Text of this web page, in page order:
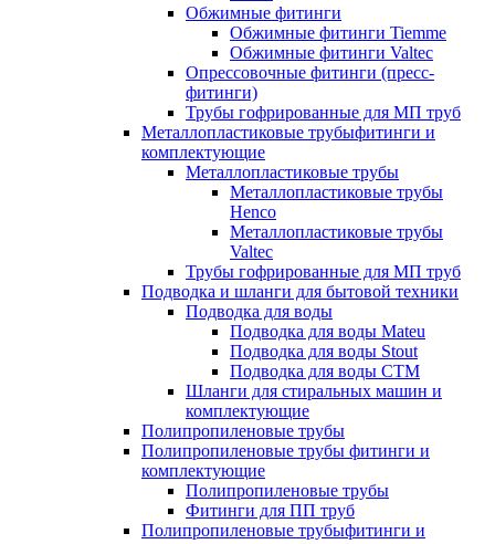
Обжимные фитинги
Обжимные фитинги Tiemme
Обжимные фитинги Valtec
Опрессовочные фитинги (пресс-
фитинги)
Трубы гофрированные для МП труб
Металлопластиковые трубыфитинги и
комплектующие
Металлопластиковые трубы
Металлопластиковые трубы
Henco
Металлопластиковые трубы
Valtec
Трубы гофрированные для МП труб
Подводка и шланги для бытовой техники
Подводка для воды
Подводка для воды Mateu
Подводка для воды Stout
Подводка для воды СТМ
Шланги для стиральных машин и
комплектующие
Полипропиленовые трубы
Полипропиленовые трубы фитинги и
комплектующие
Полипропиленовые трубы
Фитинги для ПП труб
Полипропиленовые трубыфитинги и